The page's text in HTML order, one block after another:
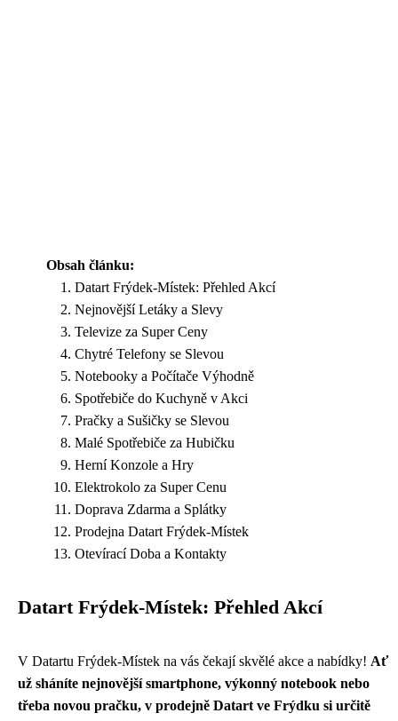
Obsah článku:
Datart Frýdek-Místek: Přehled Akcí
Nejnovější Letáky a Slevy
Televize za Super Ceny
Chytré Telefony se Slevou
Notebooky a Počítače Výhodně
Spotřebiče do Kuchyně v Akci
Pračky a Sušičky se Slevou
Malé Spotřebiče za Hubičku
Herní Konzole a Hry
Elektrokolo za Super Cenu
Doprava Zdarma a Splátky
Prodejna Datart Frýdek-Místek
Otevírací Doba a Kontakty
Datart Frýdek-Místek: Přehled Akcí
V Datartu Frýdek-Místek na vás čekají skvělé akce a nabídky! Ať
už sháníte nejnovější smartphone, výkonný notebook nebo
třeba novou pračku, v prodejně Datart ve Frýdku si určitě